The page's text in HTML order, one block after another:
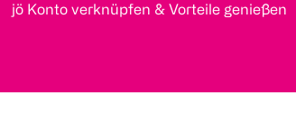
jö Konto verknüpfen & Vorteile genießen